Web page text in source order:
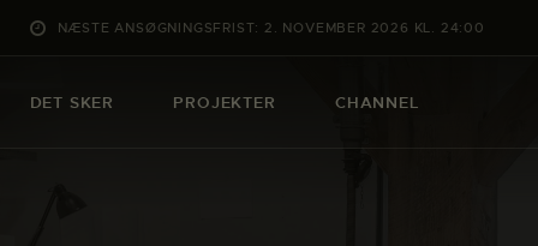
NÆSTE ANSØGNINGSFRIST: 2. NOVEMBER 2026 KL. 24:00
DET SKER PROJEKTER CHANNEL